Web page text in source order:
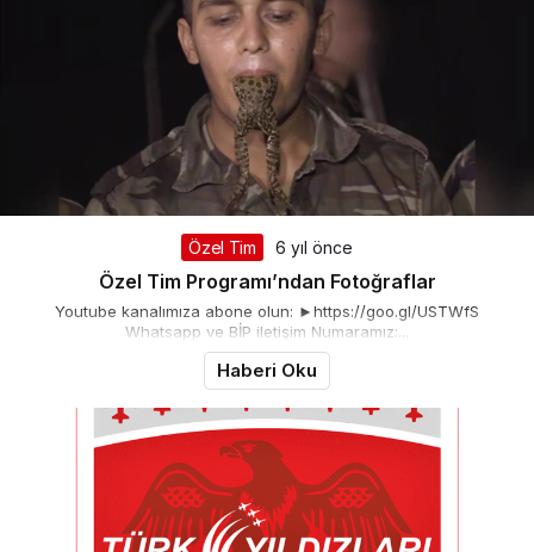
Özel Tim 6 yıl önce
Özel Tim Programı’ndan Fotoğraflar
Youtube kanalımıza abone olun: ►https://goo.gl/USTWfS
Whatsapp ve BİP iletişim Numaramız:...
Haberi Oku